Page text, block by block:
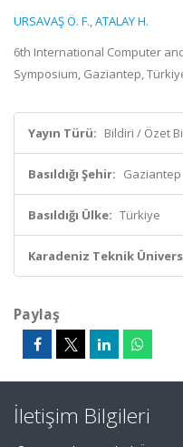
URSAVAŞ Ö. F.,ATALAY H.
6th International Computer
Symposium, Gaziantep,
Yayın Türü: Bildiri / Özet
Basıldığı Şehir: Gaziantep
Basıldığı Ülke: Türkiye
Karadeniz Teknik
Paylaş
İletişim Bilgileri